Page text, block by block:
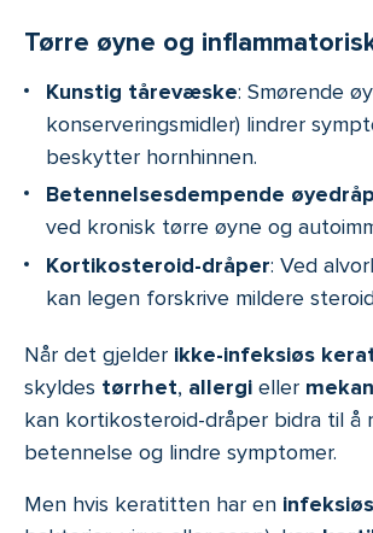
Tørre øyne og
Kunstig tårevæske: Smørende
konserveringsmidler) lindrer
beskytter hornhinnen.
Betennelsesdempende
ved kronisk tørre øyne og
Kortikosteroid-dråper: Ved
kan legen forskrive mildere
Når det gjelder ikke-infeksiøs
skyldes tørrhet, allergi eller
kan kortikosteroid-dråper bidra til å
betennelse og lindre symptomer.
Men hvis keratitten har en